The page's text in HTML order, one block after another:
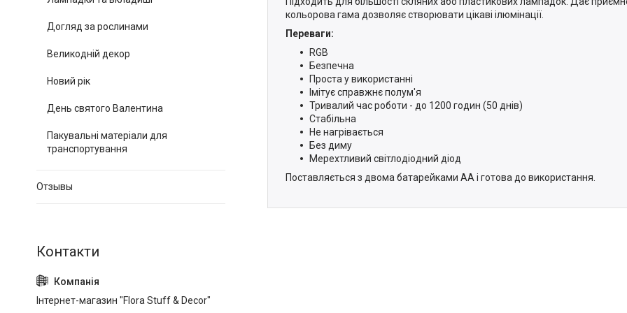
кольорова гама дозволяє створювати цікаві ілюмінації.
Переваги:
RGB
Безпечна
Проста у використанні
Імітує справжнє полум'я
Тривалий час роботи - до 1200 годин (50 днів)
Стабільна
Не нагрівається
Без диму
Мерехтливий світлодіодний діод
Поставляється з двома батарейками АА і готова до використання.
Догляд за рослинами
Великодній декор
Новий рік
День святого Валентина
Пакувальні матеріали для
транспортування
Отзывы
Інтернет-магазин "Flora Stuff & Decor"